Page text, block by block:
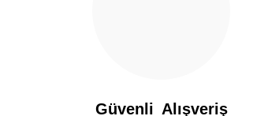
Güvenli Alışveriş